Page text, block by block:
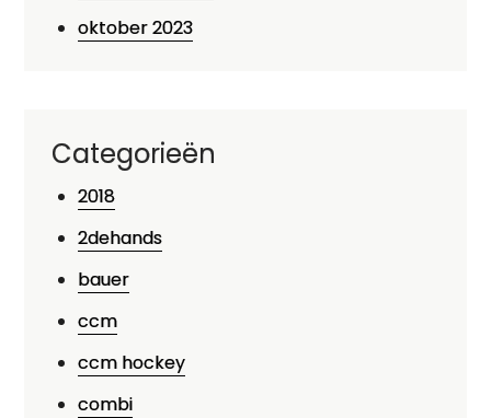
oktober 2023
Categorieën
2018
2dehands
bauer
ccm
ccm hockey
combi